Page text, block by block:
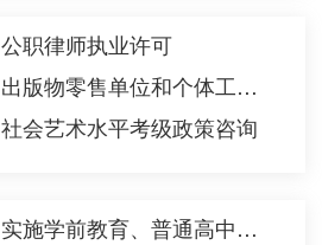
公职律师执业许可
出版物零售单位和个体工商户设立审批
社会艺术水平考级政策咨询
实施学前教育、普通高中教育及中等职业教育的民办学校变更审批